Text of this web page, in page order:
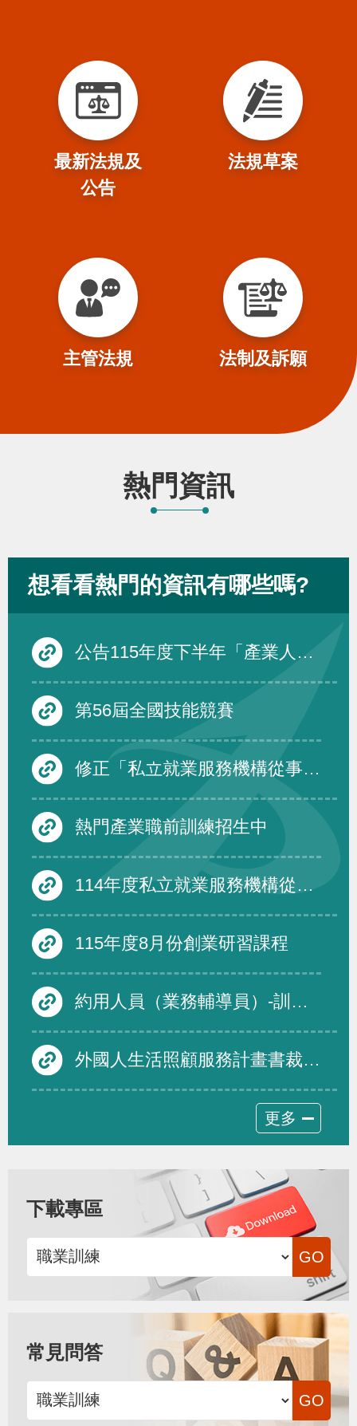
最新法規及
公告
法規草案
主管法規 法制及訴願
熱門資訊
想看看熱門的資訊有哪些嗎?
公告115年度下半年「產業人才投資方案」在職訓練課程
第56屆全國技能競賽
修正「私立就業服務機構從事跨國人力仲介服務品質評鑑要點」第四點、第五點、第六點及第三點附表一至附表三，除第三點附表一至附表三自中華民國一百十六年一月一日生效外，自即日生效。
熱門產業職前訓練招生中
114年度私立就業服務機構從事跨國人力仲介服務品質評鑑度須受評仲介機構名單及績優免評名單
115年度8月份創業研習課程
約用人員（業務輔導員）-訓練發展組
外國人生活照顧服務計畫書裁量基準修正規定，並自即日生效
更多
下載專區
常見問答